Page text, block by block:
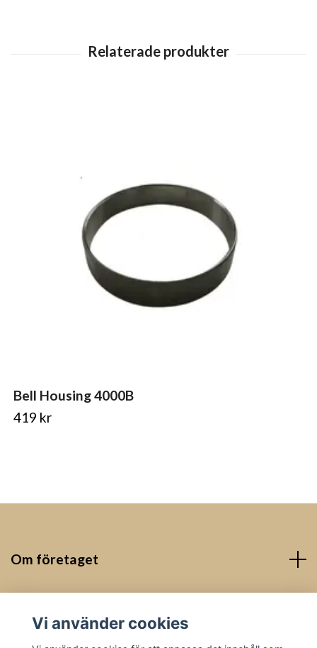
Bell Housing 4000B
419 kr
Om företaget
Vi använder cookies